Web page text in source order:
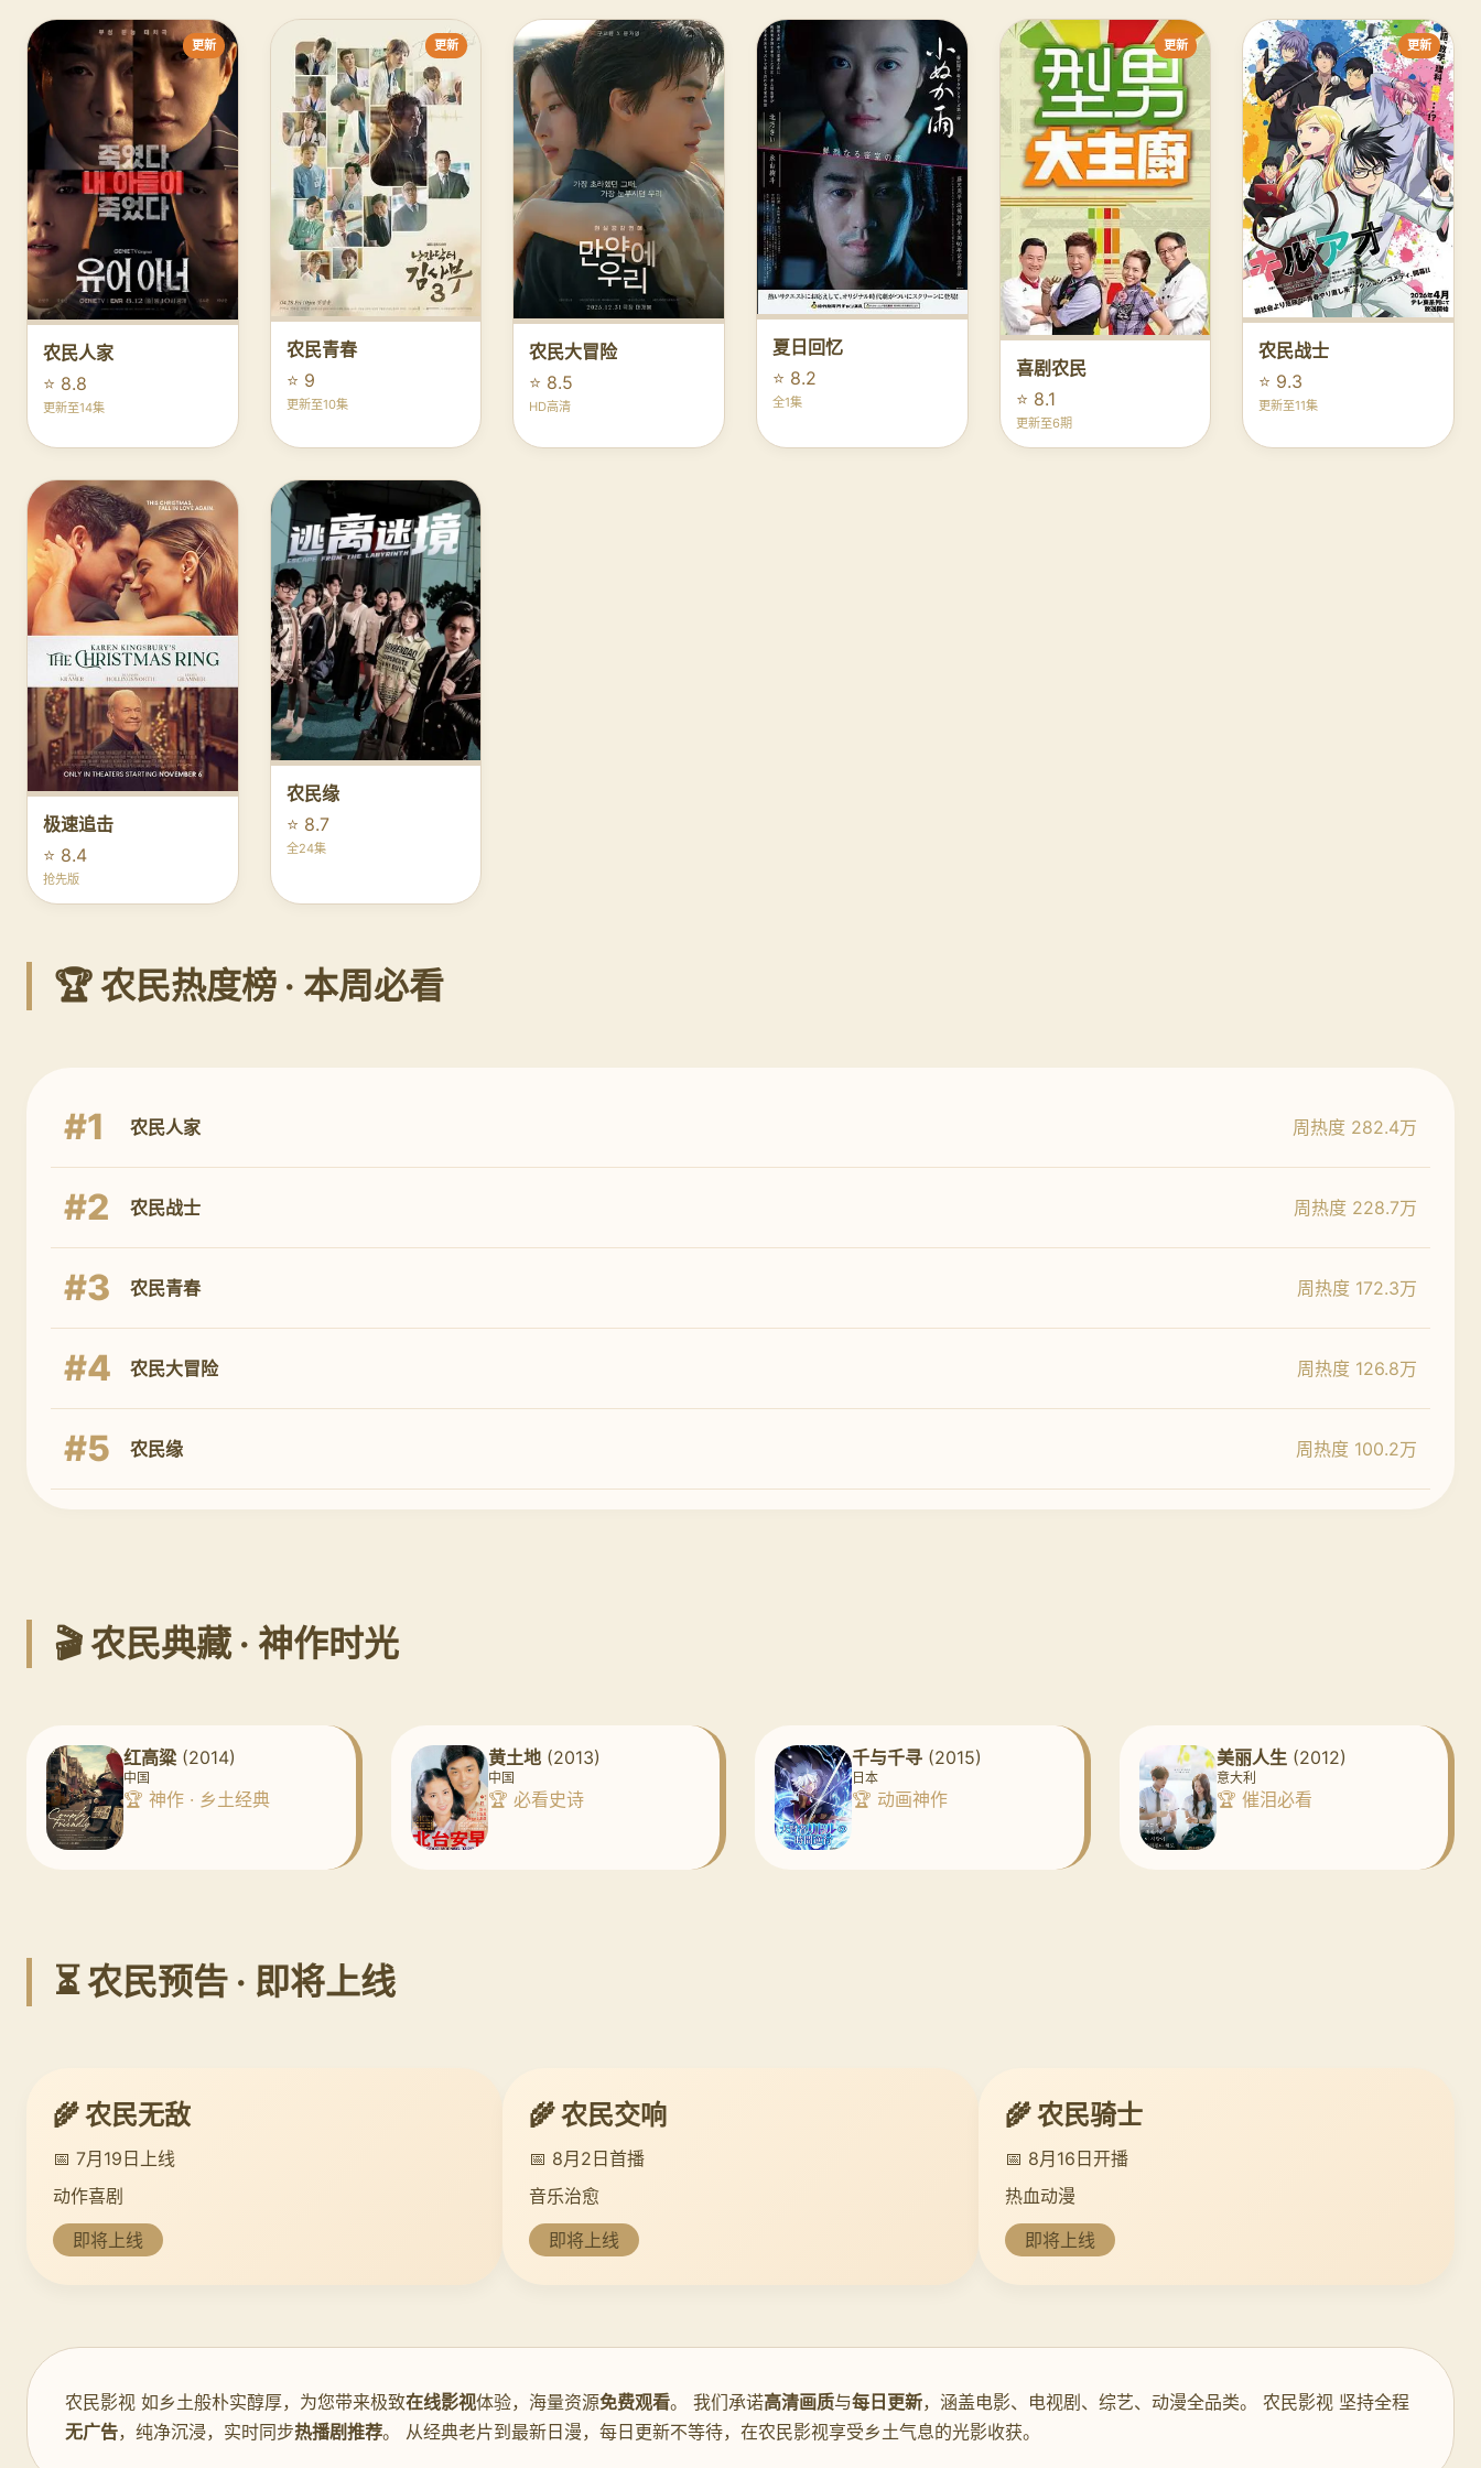
更新
农民人家
⭐ 8.8
更新至14集
更新
农民青春
⭐ 9
更新至10集
农民大冒险
⭐ 8.5
HD高清
夏日回忆
⭐ 8.2
全1集
更新
喜剧农民
⭐ 8.1
更新至6期
更新
农民战士
⭐ 9.3
更新至11集
极速追击
⭐ 8.4
抢先版
农民缘
⭐ 8.7
全24集
🏆 农民热度榜 · 本周必看
#1 农民人家 周热度 282.4万
#2 农民战士 周热度 228.7万
#3 农民青春 周热度 172.3万
#4 农民大冒险 周热度 126.8万
#5 农民缘 周热度 100.2万
🎬 农民典藏 · 神作时光
红高粱 (2014)
中国
🏆 神作 · 乡土经典
黄土地(2013)
中国
🏆 必看史诗
千与千寻 (2015)
日本
🏆 动画神作
美丽人生(2012)
意大利
🏆 催泪必看
⏳ 农民预告 · 即将上线
🌾 农民无敌
📅 7月19日上线
动作喜剧
即将上线
🌾 农民交响
📅 8月2日首播
音乐治愈
即将上线
🌾 农民骑士
📅 8月16日开播
热血动漫
即将上线
农民影视 如乡土般朴实醇厚，为您带来极致在线影视体验，海量资源免费观看。 我们承诺高清画质与每日更新，涵盖电影、电视剧、综艺、动漫全品类。 农民影视 坚持全程
无广告，纯净沉浸，实时同步热播剧推荐。 从经典老片到最新日漫，每日更新不等待，在农民影视享受乡土气息的光影收获。